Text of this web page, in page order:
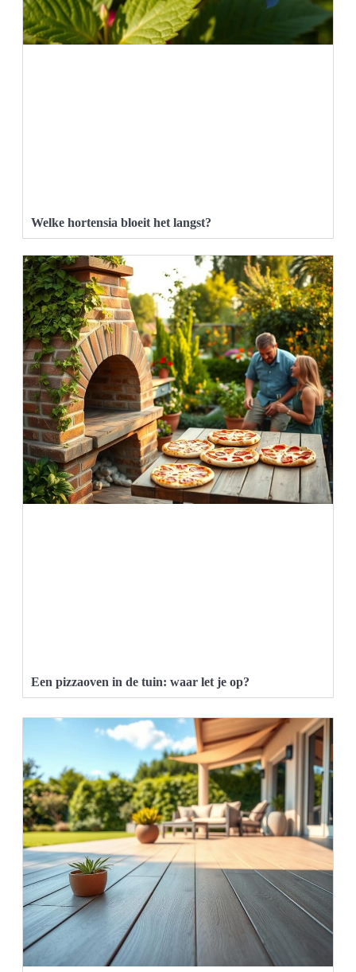
Welke hortensia bloeit het langst?
Een pizzaoven in de tuin: waar let je op?